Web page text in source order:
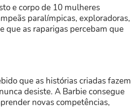
e corpo de 10 mulheres
paralímpicas, exploradoras,
que as raparigas percebam que
que as histórias criadas fazem
desiste. A Barbie consegue
novas competências,